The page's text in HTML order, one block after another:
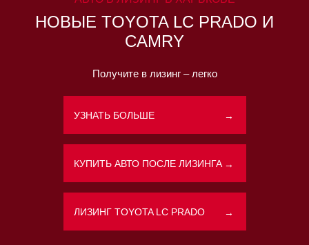
НОВЫЕ TOYOTA LC PRADO И
CAMRY
Получите в лизинг – легко
УЗНАТЬ БОЛЬШЕ →
КУПИТЬ АВТО ПОСЛЕ ЛИЗИНГА →
ЛИЗИНГ TOYOTA LC PRADO →